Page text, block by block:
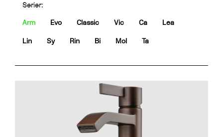
Serier:
Arm Evo Classic Vic Ca Lea
Lin Sy Rin Bi Mol Ta